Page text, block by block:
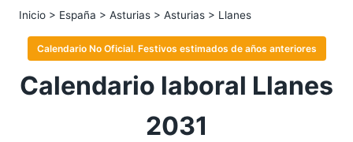
Inicio > España > Asturias > Asturias > Llanes
Calendario No Oficial. Festivos estimados de años anteriores
Calendario laboral Llanes
2031